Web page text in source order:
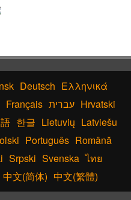
Deutsch Ελληνικά
Français עברית Hrvatski
한글 Lietuvių Latviešu
Português Română
Srpski Svenska ไทย
中文(简体) 中文(繁體)